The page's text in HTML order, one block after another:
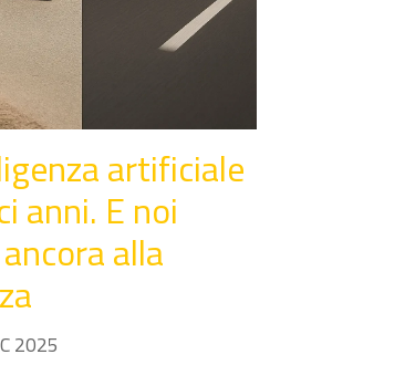
artificiale
anni. E noi
alla
2025